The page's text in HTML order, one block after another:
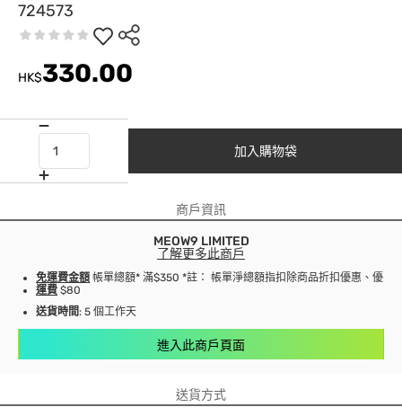
724573
HK$330.00
加入購物袋
商戶資訊
MEOW9 LIMITED
了解更多此商戶
免運費金額 帳單總額* 滿$350 *註： 帳單淨總額指扣除商品折扣優惠、優惠
運費 $80
送貨時間: 5 個工作天
進入此商戶頁面
送貨方式